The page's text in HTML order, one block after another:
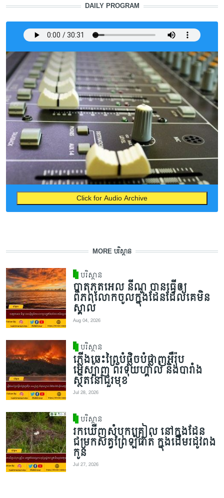
DAILY PROGRAM
Click for Audio Archive
MORE បរិស្ថាន
បរិស្ថាន
បាតុភូតអេល នីណូ បានធ្វើឲ្យ
ពិភពលោកចូលក្នុងដែនដែលគេមិន
ស្គាល់
Aug 04, 2026
បរិស្ថាន
ភ្លើងឆេះព្រៃបំផ្លិចបំផ្លាញអឺរ៉ុប
អេស្ប៉ាញ ព័រទុយហ្គាល់ និងបារាំង
ស្ថិតនៅជួរមុខ
Jul 28, 2026
បរិស្ថាន
រកឃើញសំបុកគ្រៀល នៅក្នុងដែន
ជម្រកសត្វព្រៃឡំផាត់ ក្នុងដើមរដូវពង
កូន
Jul 27, 2026